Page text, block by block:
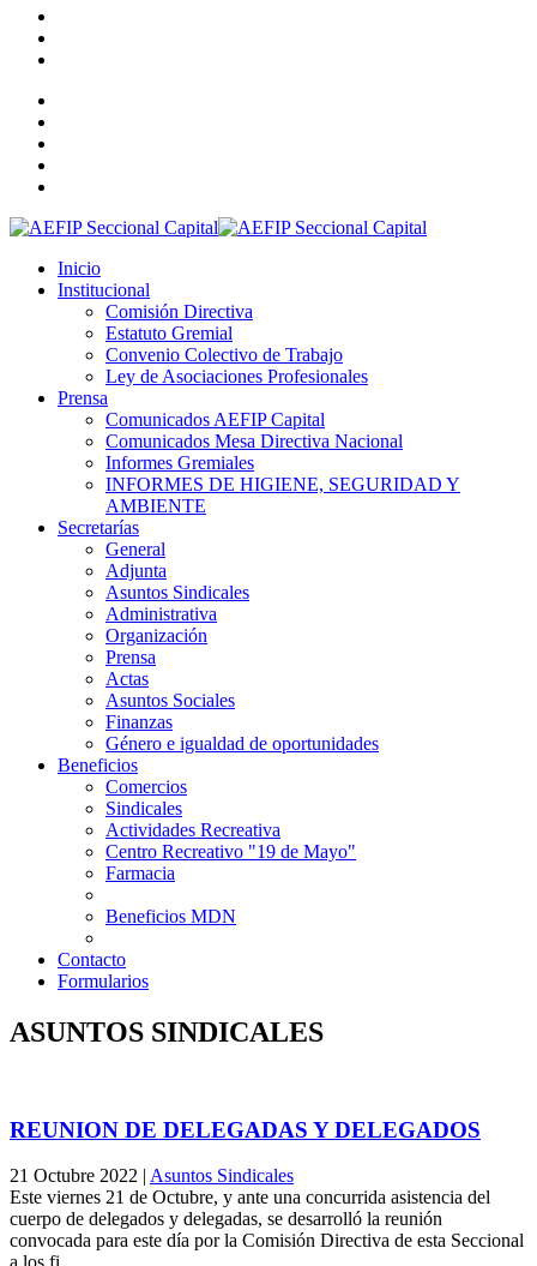
Inicio
Institucional
Comisión Directiva
Estatuto Gremial
Convenio Colectivo de Trabajo
Ley de Asociaciones Profesionales
Prensa
Comunicados AEFIP Capital
Comunicados Mesa Directiva Nacional
Informes Gremiales
INFORMES DE HIGIENE, SEGURIDAD Y
AMBIENTE
Secretarías
General
Adjunta
Asuntos Sindicales
Administrativa
Organización
Prensa
Actas
Asuntos Sociales
Finanzas
Género e igualdad de oportunidades
Beneficios
Comercios
Sindicales
Actividades Recreativa
Centro Recreativo "19 de Mayo"
Farmacia
Beneficios MDN
Contacto
Formularios
ASUNTOS SINDICALES
REUNION DE DELEGADAS Y DELEGADOS
21 Octubre 2022 | Asuntos Sindicales
Este viernes 21 de Octubre, y ante una concurrida asistencia del
cuerpo de delegados y delegadas, se desarrolló la reunión
convocada para este día por la Comisión Directiva de esta Seccional